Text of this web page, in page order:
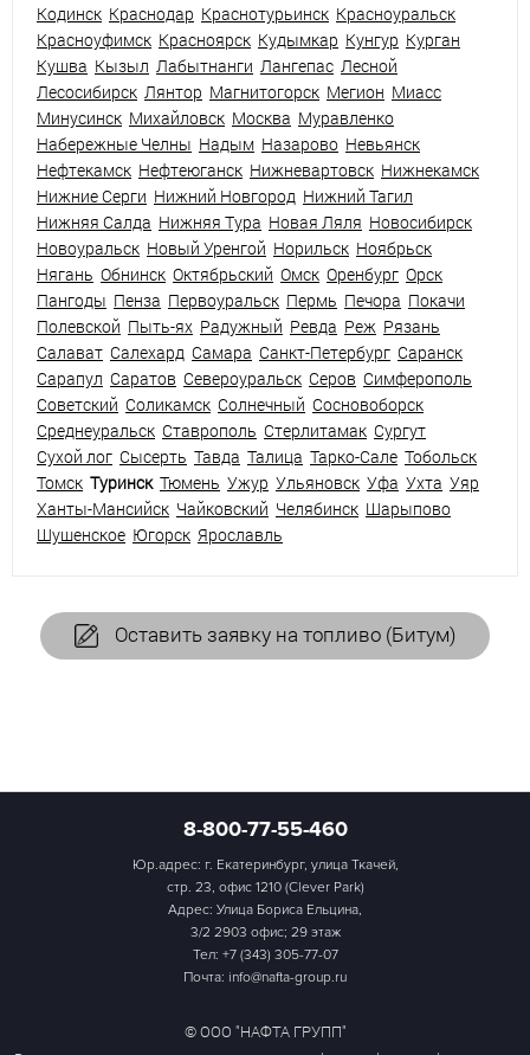
Кодинск Краснодар Краснотурьинск Красноуральск
Красноуфимск Красноярск Кудымкар Кунгур Курган
Кушва Кызыл Лабытнанги Лангепас Лесной
Лесосибирск Лянтор Магнитогорск Мегион Миасс
Минусинск Михайловск Москва Муравленко
Набережные Челны Надым Назарово Невьянск
Нефтекамск Нефтеюганск Нижневартовск Нижнекамск
Нижние Серги Нижний Новгород Нижний Тагил
Нижняя Салда Нижняя Тура Новая Ляля Новосибирск
Новоуральск Новый Уренгой Норильск Ноябрьск
Нягань Обнинск Октябрьский Омск Оренбург Орск
Пангоды Пенза Первоуральск Пермь Печора Покачи
Полевской Пыть-ях Радужный Ревда Реж Рязань
Салават Салехард Самара Санкт-Петербург Саранск
Сарапул Саратов Североуральск Серов Симферополь
Советский Соликамск Солнечный Сосновоборск
Среднеуральск Ставрополь Стерлитамак Сургут
Сухой лог Сысерть Тавда Талица Тарко-Сале Тобольск
Томск Туринск Тюмень Ужур Ульяновск Уфа Ухта Уяр
Ханты-Мансийск Чайковский Челябинск Шарыпово
Шушенское Югорск Ярославль
Оставить заявку на топливо (Битум)
8-800-77-55-460
Юр.адрес: г. Екатеринбург, улица Ткачей,
стр. 23, офис 1210 (Clever Park)
Адрес: Улица Бориса Ельцина,
3/2 2903 офис; 29 этаж
Тел: +7 (343) 305-77-07
Почта: info@nafta-group.ru
© ООО "НАФТА ГРУПП"